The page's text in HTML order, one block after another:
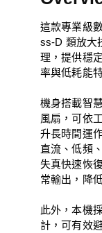
這款專業級
ss-D 類放大
理，提供穩
率與低耗能
機身搭載智
風扇，可依
升長時間運
直流、低頻
失真快速恢
常輸出，降
此外，本機
計，可有效